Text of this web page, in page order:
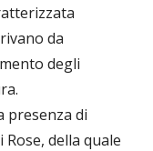
da
degli
presenza di
della quale